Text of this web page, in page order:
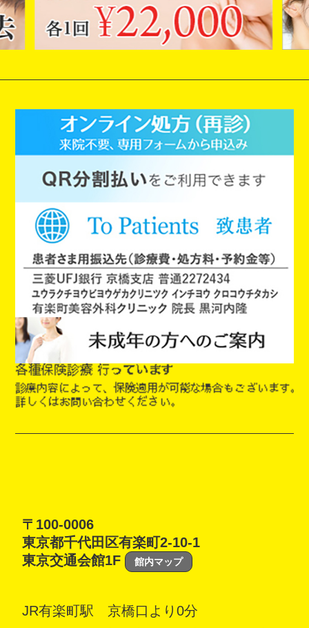
〒100-0006
東京都千代田区有楽町2-10-1
東京交通会館1F
館内マップ
JR有楽町駅 京橋口より0分